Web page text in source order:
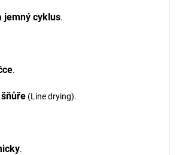
jemný cyklus.
.
(Line drying).
.